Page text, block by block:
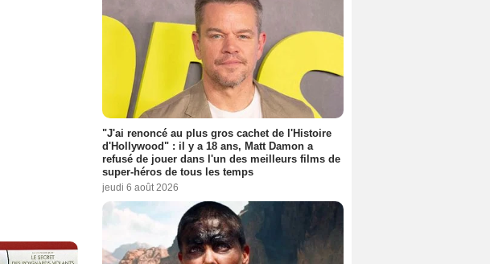
"J'ai renoncé au plus gros cachet de l'Histoire
d'Hollywood" : il y a 18 ans, Matt Damon a
refusé de jouer dans l'un des meilleurs films de
super-héros de tous les temps
jeudi 6 août 2026